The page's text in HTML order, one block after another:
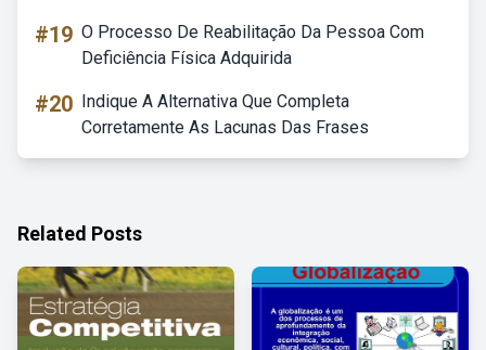
#19 O Processo De Reabilitação Da Pessoa Com
Deficiência Física Adquirida
#20 Indique A Alternativa Que Completa
Corretamente As Lacunas Das Frases
Related Posts